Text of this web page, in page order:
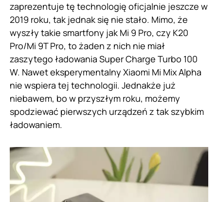
zaprezentuje tę technologię oficjalnie jeszcze w
2019 roku, tak jednak się nie stało. Mimo, że
wyszły takie smartfony jak Mi 9 Pro, czy K20
Pro/Mi 9T Pro, to żaden z nich nie miał
zaszytego ładowania Super Charge Turbo 100
W. Nawet eksperymentalny Xiaomi Mi Mix Alpha
nie wspiera tej technologii. Jednakże już
niebawem, bo w przyszłym roku, możemy
spodziewać pierwszych urządzeń z tak szybkim
ładowaniem.